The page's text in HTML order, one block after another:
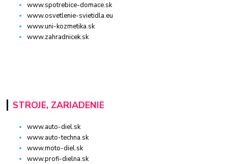
www.spotrebice-domace.sk
www.osvetlenie-svietidla.eu
www.uni-kozmetika.sk
www.zahradnicek.sk
STROJE, ZARIADENIE
www.auto-diel.sk
www.auto-techna.sk
www.moto-diel.sk
www.profi-dielna.sk